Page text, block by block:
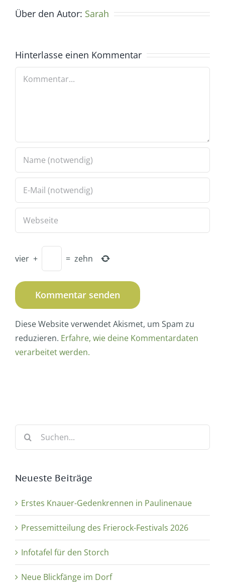
Über den Autor: Sarah
Hinterlasse einen Kommentar
Kommentar
vier + = zehn
Diese Website verwendet Akismet, um Spam zu
reduzieren. Erfahre, wie deine Kommentardaten
verarbeitet werden.
Suche
nach:
Neueste Beiträge
Erstes Knauer-Gedenkrennen in Paulinenaue
Pressemitteilung des Frierock-Festivals 2026
Infotafel für den Storch
Neue Blickfänge im Dorf